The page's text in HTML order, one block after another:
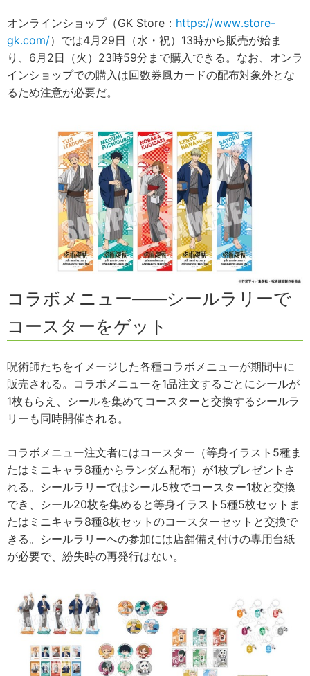
オンラインショップ（GK Store： https://www.store-
gk.com/）では4月29日（水・祝）13時から販売が始ま
り、6月2日（火）23時59分まで購入できる。なお、オンラ
インショップでの購入は回数券風カードの配布対象外とな
るため注意が必要だ。
コラボメニュー——シールラリーで
コースターをゲット
呪術師たちをイメージした各種コラボメニューが期間中に
販売される。コラボメニューを1品注文するごとにシールが
1枚もらえ、シールを集めてコースターと交換するシールラ
リーも同時開催される。
コラボメニュー注文者にはコースター（等身イラスト5種ま
たはミニキャラ8種からランダム配布）が1枚プレゼントさ
れる。シールラリーではシール5枚でコースター1枚と交換
でき、シール20枚を集めると等身イラスト5種5枚セットま
たはミニキャラ8種8枚セットのコースターセットと交換で
きる。シールラリーへの参加には店舗備え付けの専用台紙
が必要で、紛失時の再発行はない。